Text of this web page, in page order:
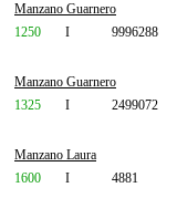
Manzano Guarnero
1250
I 9996288
Manzano Guarnero
1325
I 2499072
Manzano Laura
1600
I 4881